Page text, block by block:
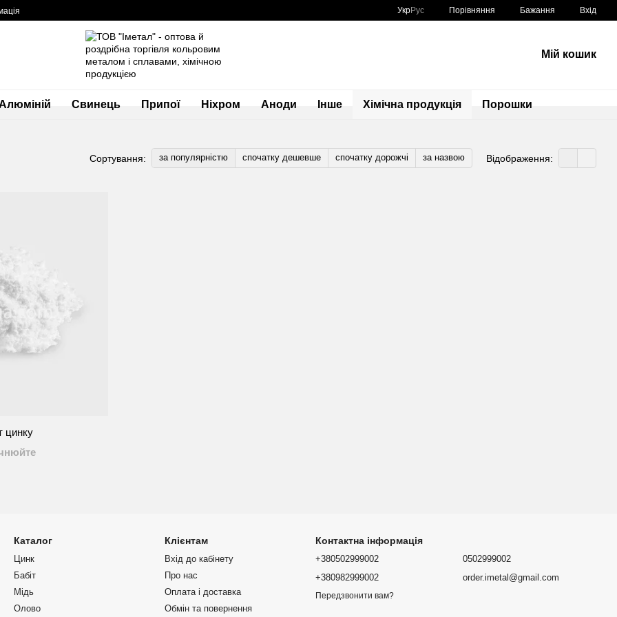
УкрРус Порівняння Бажання Вхід
Мій кошик
Свинець Припої Ніхром Аноди Інше Хімічна продукція Порошки
Сортування: за популярністю спочатку дешевше спочатку дорожчі за назвою Відображення:
цинку
Каталог
Цинк
Бабіт
Мідь
Олово
Клієнтам
Вхід до кабінету
Про нас
Оплата і доставка
Обмін та повернення
Контактна інформація
+380502999002
+380982999002
Передзвонити вам?
0502999002
order.imetal@gmail.com